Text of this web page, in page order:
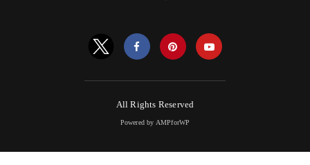
All Rights Reserved
Powered by AMPforWP